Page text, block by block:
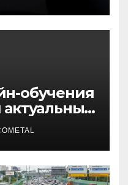
обучения